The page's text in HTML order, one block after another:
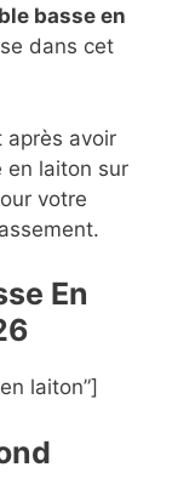
basse en
dans cet
après avoir
en laiton sur
votre
En
laiton”]